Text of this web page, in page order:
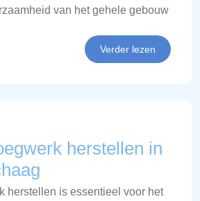
van het gehele gebouw
Verder lezen
herstellen in
herstellen is essentieel voor het